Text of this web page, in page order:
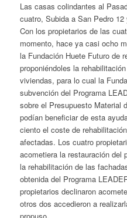
Las casas colindantes al
cuatro, Subida a San Pedro
Con los propietarios de las
momento, hace ya casi ocho
la Fundación Huete Futuro de
proponiéndoles la
viviendas, para lo cual la
subvención del Programa
sobre el Presupuesto Material
podían beneficiar de esta
ciento el coste de
afectadas. Los cuatro
acometiera la restauración del
la rehabilitación de las
obtenida del Programa
propietarios declinaron
otros dos accedieron a